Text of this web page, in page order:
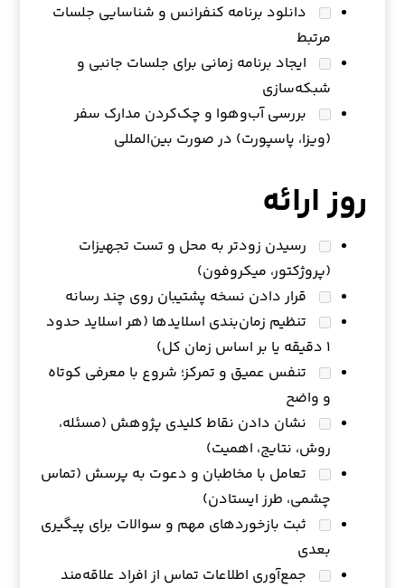
دانلود برنامه کنفرانس و شناسایی جلسات
مرتبط
ایجاد برنامه زمانی برای جلسات جانبی و
شبکه‌سازی
بررسی آب‌وهوا و چک‌کردن مدارک سفر
(ویزا، پاسپورت) در صورت بین‌المللی
روز ارائه
رسیدن زودتر به محل و تست تجهیزات
(پروژکتور، میکروفون)
قرار دادن نسخه پشتیبان روی چند رسانه
تنظیم زمان‌بندی اسلایدها (هر اسلاید حدود
۱ دقیقه یا بر اساس زمان کل)
تنفس عمیق و تمرکز؛ شروع با معرفی کوتاه
و واضح
نشان دادن نقاط کلیدی پژوهش (مسئله،
روش، نتایج، اهمیت)
تعامل با مخاطبان و دعوت به پرسش (تماس
چشمی، طرز ایستادن)
ثبت بازخوردهای مهم و سوالات برای پیگیری
بعدی
جمع‌آوری اطلاعات تماس از افراد علاقه‌مند